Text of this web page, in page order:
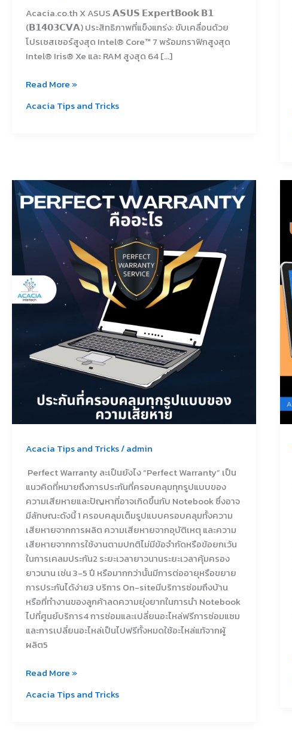
Acacia.co.th X ASUS 𝗔𝗦𝗨𝗦 𝗘𝘅𝗽𝗲𝗿𝘁𝗕𝗼𝗼𝗸 𝗕𝟭
(𝗕𝟭𝟰𝟬𝟯𝗖𝗩𝗔) ประสิทธิภาพที่แข็งแกร่ง: ขับเคลื่อนด้วย
โปรเซสเซอร์สูงสุด Intel® Core™ 7 พร้อมกราฟิกสูงสุด
Intel® Iris® Xe และ RAM สูงสุด 64 […]
Read More »
Acacia Tips and Tricks
Acacia Tips and Tricks/admin
Perfect Warranty ละเป็นยังไง “Perfect Warranty” เป็น
แนวคิดที่หมายถึงการประกันที่ครอบคลุมทุกรูปแบบของ
ความเสียหายและปัญหาที่อาจเกิดขึ้นกับ Notebook ซึ่งอาจ
มีลักษณะดังนี้ 1 ครอบคลุมเต็มรูปแบบครอบคลุมทั้งความ
เสียหายจากการผลิต ความเสียหายจากอุบัติเหตุ และความ
เสียหายจากการใช้งานตามปกติไม่มีข้อจำกัดหรือข้อยกเว้น
ในการเคลมประกัน2 ระยะเวลายาวนานระยะเวลาคุ้มครอง
ยาวนาน เช่น 3-5 ปี หรือมากกว่านั้นมีการต่ออายุหรือขยาย
การประกันได้ง่าย3 บริการ On-siteมีบริการซ่อมถึงบ้าน
หรือที่ทำงานของลูกค้าลดความยุ่งยากในการนำ Notebook
ไปที่ศูนย์บริการ4 การซ่อมและเปลี่ยนอะไหล่ฟรีการซ่อมแซม
และการเปลี่ยนอะไหล่เป็นไปฟรีทั้งหมดใช้อะไหล่แท้จากผู้
ผลิต5
Perfect
Warranty
ละ
ยัง
Read More »
Acacia Tips and Tricks